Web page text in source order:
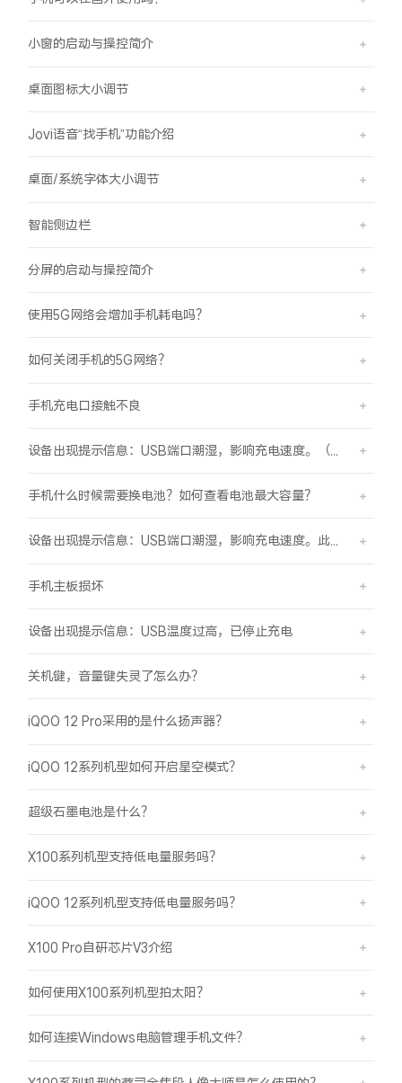
小窗的启动与操控简介
桌面图标大小调节
Jovi语音“找手机”功能介绍
桌面/系统字体大小调节
智能侧边栏
分屏的启动与操控简介
使用5G网络会增加手机耗电吗？
如何关闭手机的5G网络？
手机充电口接触不良
手机什么时候需要换电池？如何查看电池最大容量？
设备出现提示信息：USB端口潮湿，影响充电速度。此时设备不能充电或充电速度变慢。
手机主板损坏
设备出现提示信息：USB温度过高，已停止充电
关机键，音量键失灵了怎么办？
iQOO 12 Pro采用的是什么扬声器？
iQOO 12系列机型如何开启星空模式？
超级石墨电池是什么？
X100系列机型支持低电量服务吗？
iQOO 12系列机型支持低电量服务吗？
X100 Pro自研芯片V3介绍
如何使用X100系列机型拍太阳？
如何连接Windows电脑管理手机文件？